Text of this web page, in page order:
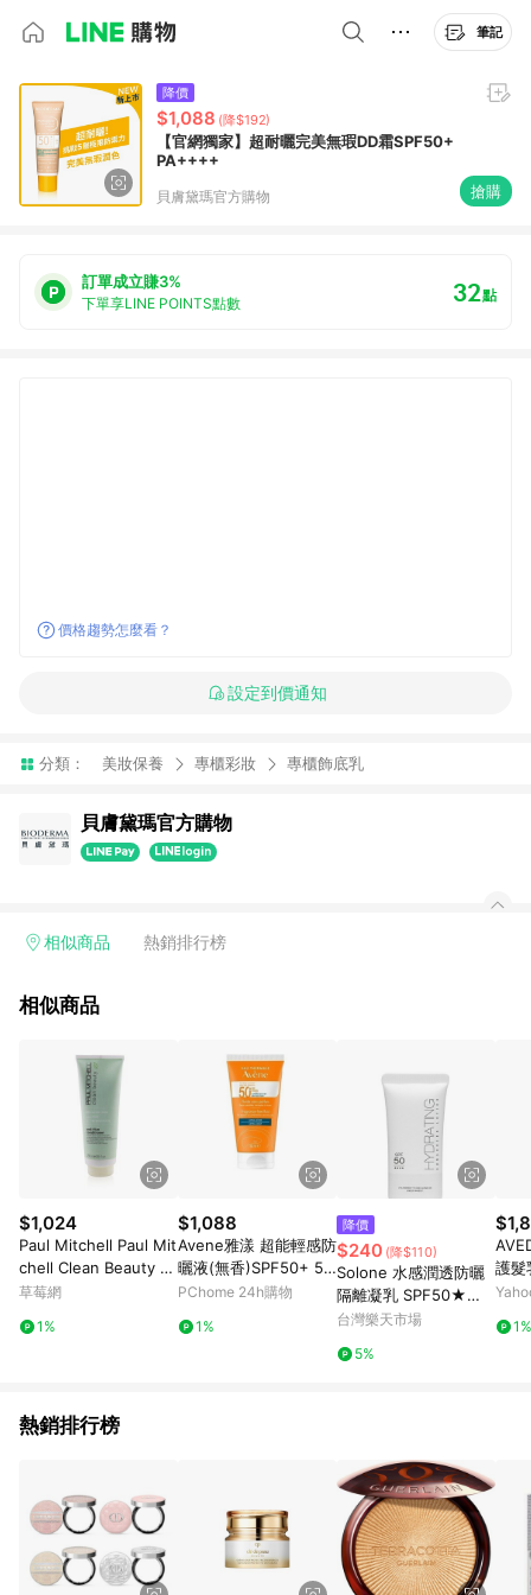
筆記
降價
$1,088 (降$192)
【官網獨家】超耐曬完美無瑕DD霜SPF50+
PA++++
貝膚黛瑪官方購物 搶購
訂單成立賺3%
下單享LINE POINTS點數 32點
價格趨勢怎麼看？
設定到價通知
分類： 美妝保養 專櫃彩妝 專櫃飾底乳
貝膚黛瑪官方購物
相似商品 熱銷排行榜
相似商品
$1,024
Paul Mitchell Paul Mit
chell Clean Beauty 抗
毛躁護髮素 250ml/8.5
草莓網
1%
$1,088
Avene雅漾 超能輕感防
曬液(無香)SPF50+ 50
ml 特惠瓶
PChome 24h購物
1%
降價
$240 (降$110)
Solone 水感潤透防曬
隔離凝乳 SPF50★★
★★ 30g~優惠價:240
台灣樂天市場
5%
護髮
1%
熱銷排行榜